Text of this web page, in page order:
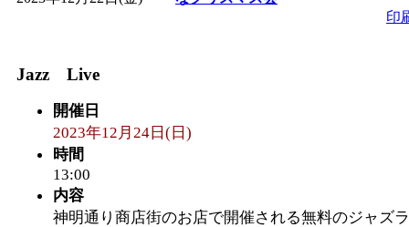
印
Jazz Live
開催日
2023年12月24日(日)
時間
13:00
内容
神明通り商店街のお店で開催される無料のジャズラ